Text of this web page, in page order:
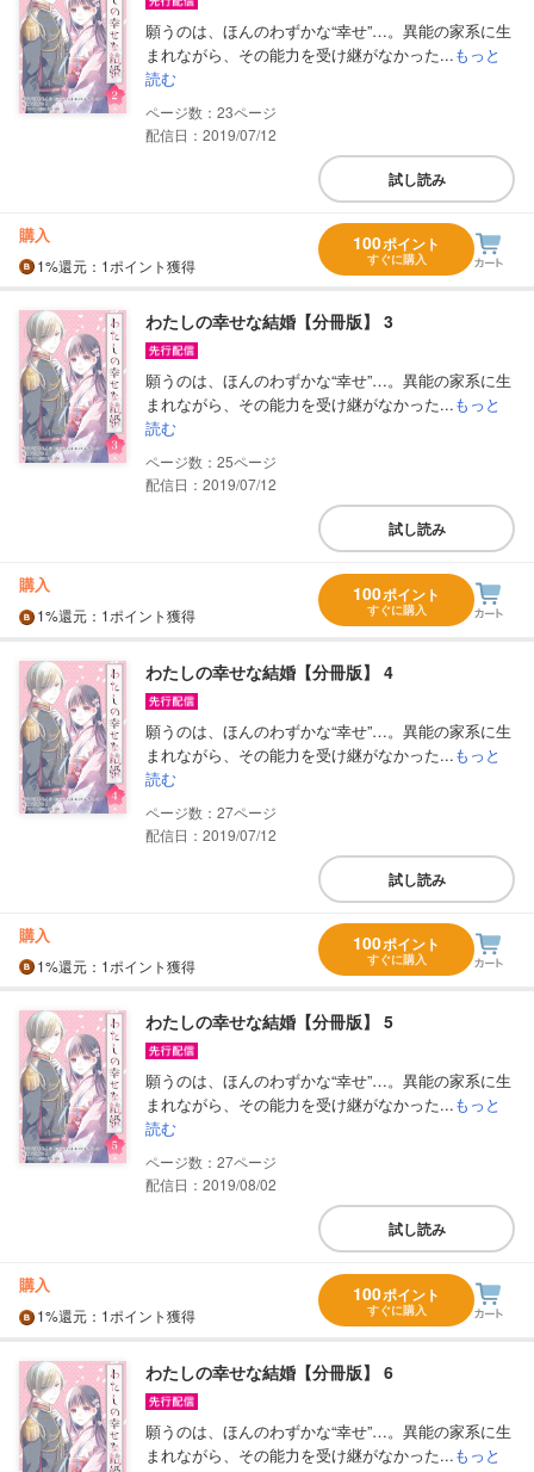
願うのは、ほんのわずかな“幸せ”…。異能の家系に生
まれながら、その能力を受け継がなかった...もっと
読む
23
配信日：2019/07/12
試し読み
購入
1%還元 ：1ポイント獲得
100ポイント
すぐに購入
わたしの幸せな結婚【分冊版】 3
願うのは、ほんのわずかな“幸せ”…。異能の家系に生
まれながら、その能力を受け継がなかった...もっと
読む
25
配信日：2019/07/12
試し読み
購入
1%還元 ：1ポイント獲得
100ポイント
すぐに購入
わたしの幸せな結婚【分冊版】 4
願うのは、ほんのわずかな“幸せ”…。異能の家系に生
まれながら、その能力を受け継がなかった...もっと
読む
27
配信日：2019/07/12
試し読み
購入
1%還元 ：1ポイント獲得
100ポイント
すぐに購入
わたしの幸せな結婚【分冊版】 5
願うのは、ほんのわずかな“幸せ”…。異能の家系に生
まれながら、その能力を受け継がなかった...もっと
読む
27
配信日：2019/08/02
試し読み
購入
1%還元 ：1ポイント獲得
100ポイント
すぐに購入
わたしの幸せな結婚【分冊版】 6
願うのは、ほんのわずかな“幸せ”…。異能の家系に生
まれながら、その能力を受け継がなかった...もっと